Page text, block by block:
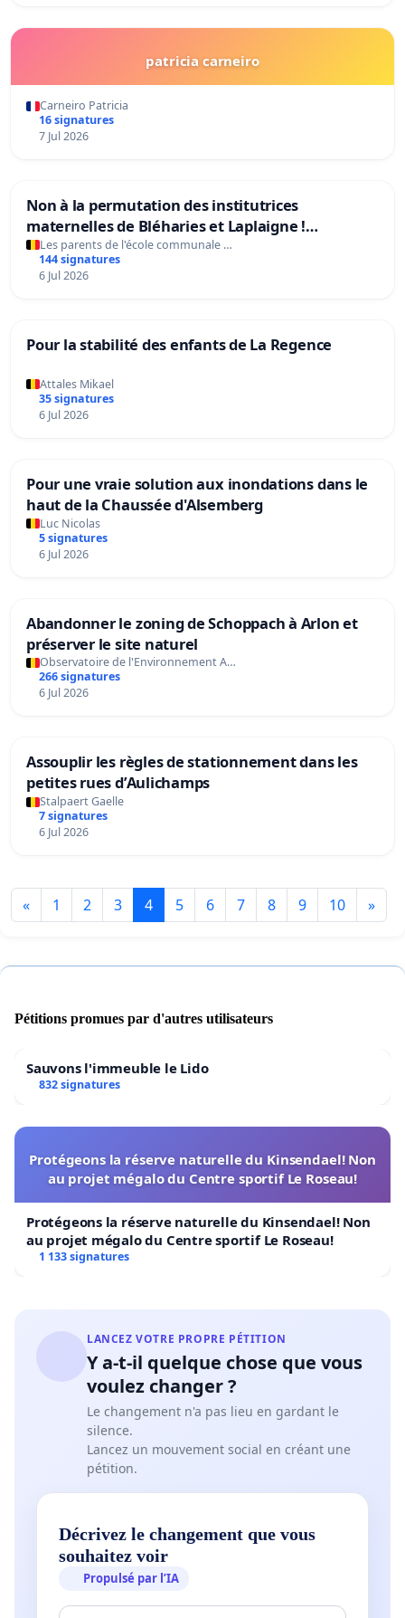
patricia carneiro
Carneiro Patricia
16 signatures
7 Jul 2026
Non à la permutation des institutrices
maternelles de Bléharies et Laplaigne !
Préservons la stabilité de nos enfants.
Les parents de l'école communale …
144 signatures
6 Jul 2026
Pour la stabilité des enfants de La Regence
Attales Mikael
35 signatures
6 Jul 2026
Pour une vraie solution aux inondations dans le
haut de la Chaussée d'Alsemberg
Luc Nicolas
5 signatures
6 Jul 2026
Abandonner le zoning de Schoppach à Arlon et
préserver le site naturel
Observatoire de l'Environnement A…
266 signatures
6 Jul 2026
Assouplir les règles de stationnement dans les
petites rues d’Aulichamps
Stalpaert Gaelle
7 signatures
6 Jul 2026
« 1 2 3 4 5 6 7 8 9 10 »
Pétitions promues par d'autres utilisateurs
Sauvons l'immeuble le Lido
832 signatures
Protégeons la réserve naturelle du Kinsendael! Non
au projet mégalo du Centre sportif Le Roseau!
Protégeons la réserve naturelle du Kinsendael! Non
au projet mégalo du Centre sportif Le Roseau!
1 133 signatures
LANCEZ VOTRE PROPRE PÉTITION
Y a-t-il quelque chose que vous
voulez changer ?
Le changement n'a pas lieu en gardant le
silence.
Lancez un mouvement social en créant une
pétition.
Décrivez le changement que vous
souhaitez voir
Propulsé par l’IA